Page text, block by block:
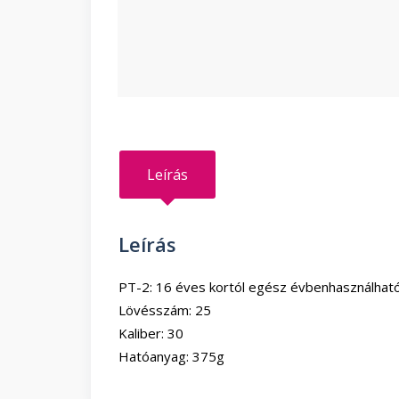
Leírás
Leírás
PT-2: 16 éves kortól egész
Lövésszám: 25
Kaliber: 30
Hatóanyag: 375g